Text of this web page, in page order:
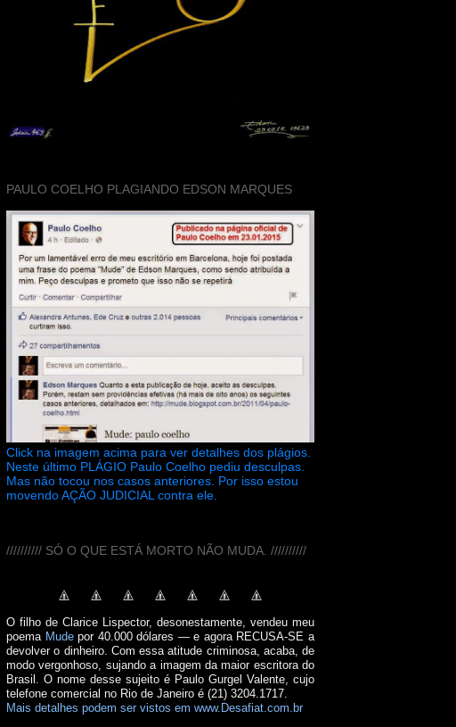
PAULO COELHO PLAGIANDO EDSON MARQUES
Click na imagem acima para ver detalhes dos plágios.
Neste último PLÁGIO Paulo Coelho pediu desculpas.
Mas não tocou nos casos anteriores. Por isso estou
movendo AÇÃO JUDICIAL contra ele.
////////// SÓ O QUE ESTÁ MORTO NÃO MUDA. //////////
O filho de Clarice Lispector, desonestamente, vendeu meu
poema Mudepor 40.000 dólares — e agora RECUSA-SE a
devolver o dinheiro. Com essa atitude criminosa, acaba, de
modo vergonhoso, sujando a imagem da maior escritora do
Brasil. O nome desse sujeito é Paulo Gurgel Valente, cujo
telefone comercial no Rio de Janeiro é (21) 3204.1717.
Mais detalhes podem ser vistos em www.Desafiat.com.br